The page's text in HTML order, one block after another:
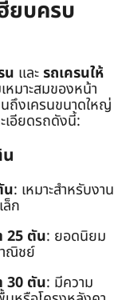
ยบครบ
น และรถเครนให้
หมาะสมของหน้า
ถึงเครนขนาดใหญ่
เอียดรถดังนี้:
น: เหมาะสำหรับงาน
ล็ก
25 ตัน: ยอดนิยม
าณิชย์
30 ตัน: มีความ